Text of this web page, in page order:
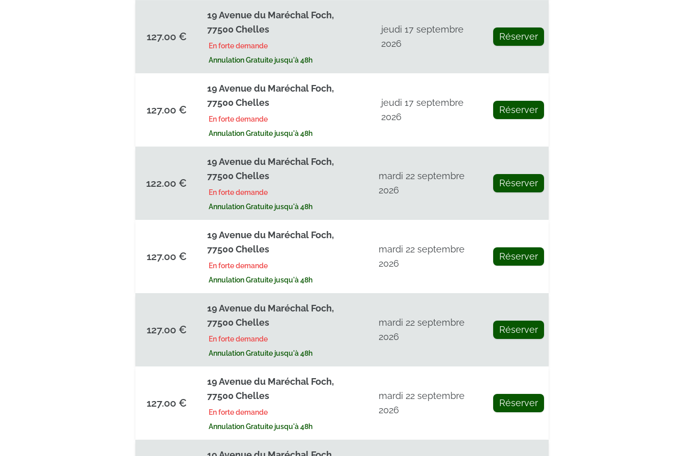
127.00 €
19 Avenue du Maréchal Foch,
77500 Chelles
En forte demande
Annulation Gratuite jusqu'à 48h
jeudi 17 septembre
2026
Réserver
127.00 €
19 Avenue du Maréchal Foch,
77500 Chelles
En forte demande
Annulation Gratuite jusqu'à 48h
jeudi 17 septembre
2026
Réserver
122.00 €
19 Avenue du Maréchal Foch,
77500 Chelles
En forte demande
Annulation Gratuite jusqu'à 48h
mardi 22 septembre
2026
Réserver
127.00 €
19 Avenue du Maréchal Foch,
77500 Chelles
En forte demande
Annulation Gratuite jusqu'à 48h
mardi 22 septembre
2026
Réserver
127.00 €
19 Avenue du Maréchal Foch,
77500 Chelles
En forte demande
Annulation Gratuite jusqu'à 48h
mardi 22 septembre
2026
Réserver
127.00 €
19 Avenue du Maréchal Foch,
77500 Chelles
En forte demande
Annulation Gratuite jusqu'à 48h
mardi 22 septembre
2026
Réserver